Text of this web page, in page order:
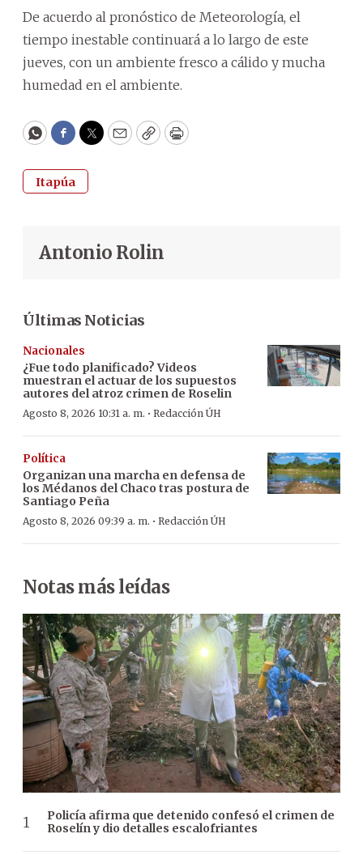
De acuerdo al pronóstico de Meteorología, el
tiempo inestable continuará a lo largo de este
jueves, con un ambiente fresco a cálido y mucha
humedad en el ambiente.
WhatsApp
Facebook
Twitter
EmailCopyPrint
Itapúa
Antonio Rolin
Últimas Noticias
Nacionales
¿Fue todo planificado? Videos
muestran el actuar de los supuestos
autores del atroz crimen de Roselin
Agosto 8, 2026 10:31 a. m. · Redacción ÚH
Política
Organizan una marcha en defensa de
los Médanos del Chaco tras postura de
Santiago Peña
Agosto 8, 2026 09:39 a. m. · Redacción ÚH
Notas más leídas
Policía afirma que detenido confesó el crimen de
Roselín y dio detalles escalofriantes